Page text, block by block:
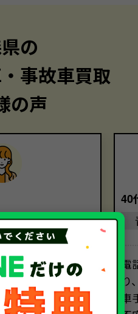
の
事故車買取
の声
ービスを利用す
。担当してくださ
方の対応は素晴
40